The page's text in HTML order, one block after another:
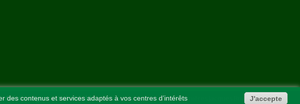
des contenus et services adaptés à vos centres d’intérêts J'accepte
- Création Agence Web Kelcible- Référencement - © 2021 Pépinières Jacques Briant